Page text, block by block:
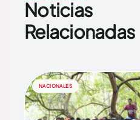
Noticias
Relacionadas
NACIONALES